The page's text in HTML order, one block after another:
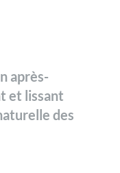
après-
et lissant
des